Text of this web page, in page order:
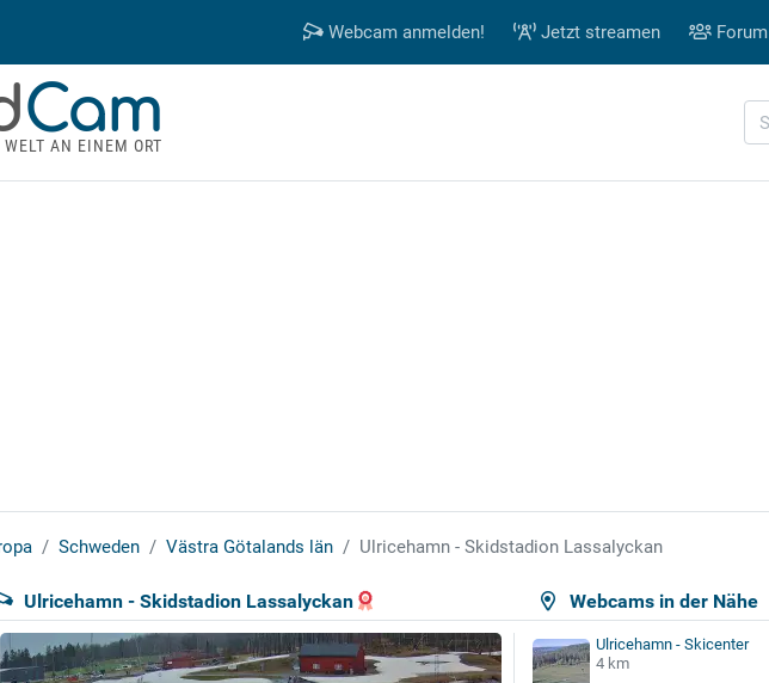
Webcam anmelden! Jetzt streamen Forum
Cam
AN EINEM ORT
Schweden Västra Götalands län Ulricehamn - Skidstadion Lassalyckan
Webcams in der Nähe
Ulricehamn - Skidstadion Lassalyckan
Ulricehamn - Skicenter
4 km